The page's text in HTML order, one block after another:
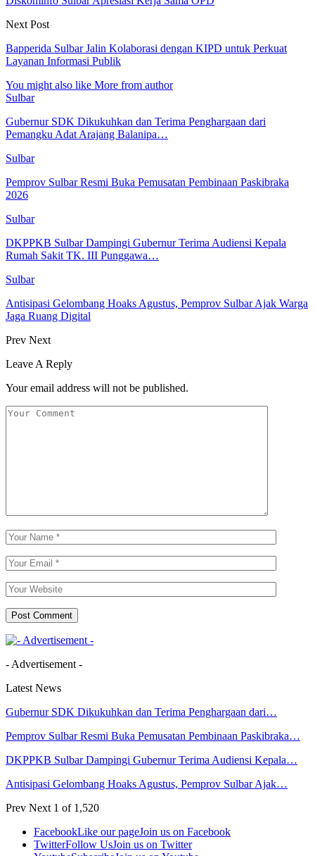
Next Post
Bapperida Sulbar Jalin Kolaborasi dengan KIPD untuk Perkuat
Layanan Informasi Publik
You might also like More from author
Sulbar
Gubernur SDK Dikukuhkan dan Terima Penghargaan dari
Pemangku Adat Arajang Balanipa…
Sulbar
Pemprov Sulbar Resmi Buka Pemusatan Pembinaan Paskibraka
2026
Sulbar
DKPPKB Sulbar Dampingi Gubernur Terima Audiensi Kepala
Rumah Sakit TK. III Punggawa…
Sulbar
Antisipasi Gelombang Hoaks Agustus, Pemprov Sulbar Ajak Warga
Jaga Ruang Digital
Prev Next
Leave A Reply
Your email address will not be published.
- Advertisement -
Latest News
Gubernur SDK Dikukuhkan dan Terima Penghargaan dari…
Pemprov Sulbar Resmi Buka Pemusatan Pembinaan Paskibraka…
DKPPKB Sulbar Dampingi Gubernur Terima Audiensi Kepala…
Antisipasi Gelombang Hoaks Agustus, Pemprov Sulbar Ajak…
Prev Next 1 of 1,520
FacebookLike our pageJoin us on Facebook
TwitterFollow UsJoin us on Twitter